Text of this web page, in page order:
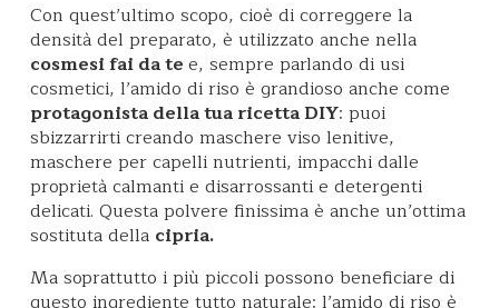
Con quest’ultimo scopo, cioè di correggere la
densità del preparato, è utilizzato anche nella
cosmesi fai da tee, sempre parlando di usi
cosmetici, l’amido di riso è grandioso anche come
protagonista della tua ricetta DIY: puoi
sbizzarrirti creando maschere viso lenitive,
maschere per capelli nutrienti, impacchi dalle
proprietà calmanti e disarrossanti e detergenti
delicati. Questa polvere finissima è anche un’ottima
sostituta della cipria.
Ma soprattutto i più piccoli possono beneficiare di